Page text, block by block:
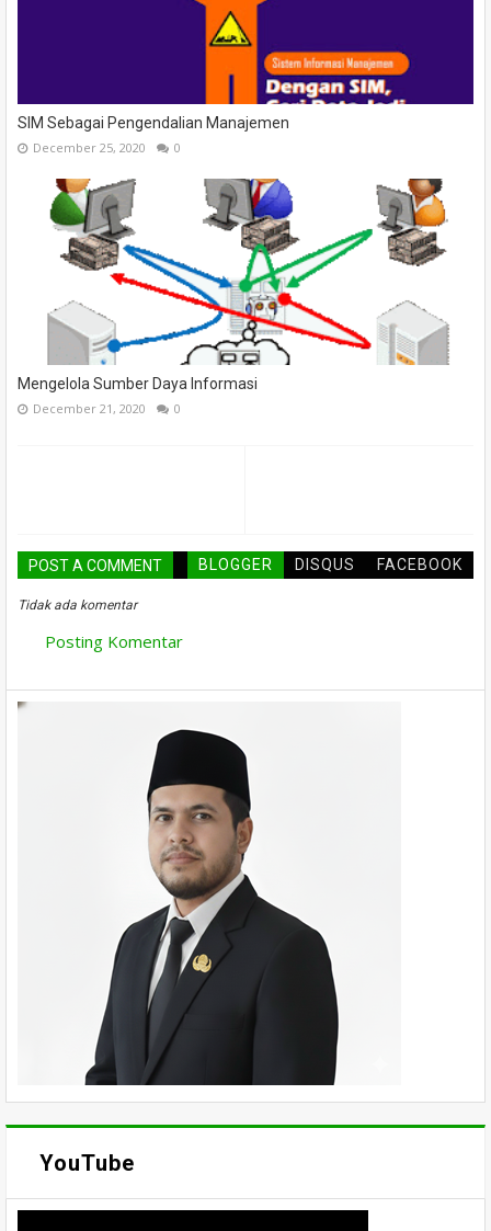
SIM Sebagai Pengendalian Manajemen
December 25, 2020 0
Mengelola Sumber Daya Informasi
December 21, 2020 0
POST A COMMENT BLOGGER DISQUS FACEBOOK
Tidak ada komentar
Posting Komentar
YouTube